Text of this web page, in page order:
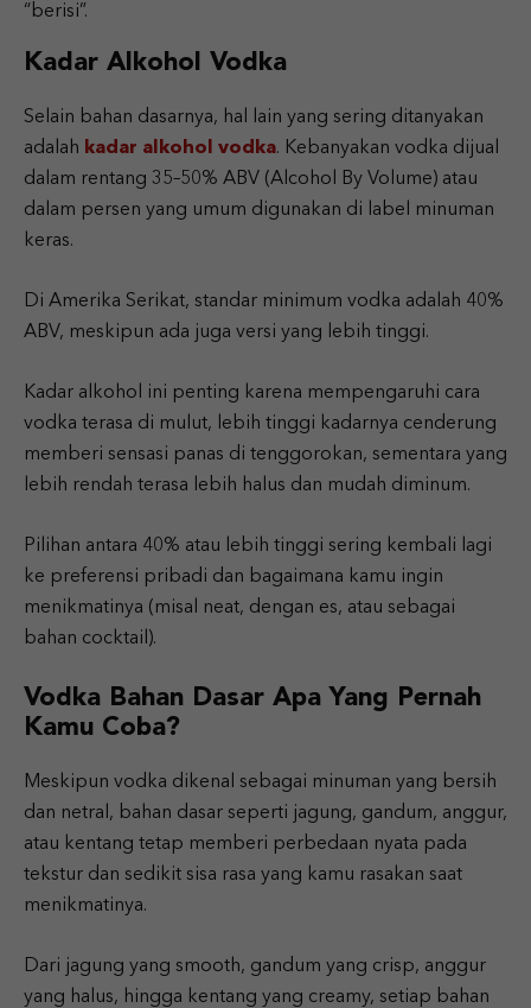
“berisi”.
Kadar Alkohol Vodka
Selain bahan dasarnya, hal lain yang sering ditanyakan
adalah kadar alkohol vodka. Kebanyakan vodka dijual
dalam rentang 35–50% ABV (Alcohol By Volume) atau
dalam persen yang umum digunakan di label minuman
keras.
Di Amerika Serikat, standar minimum vodka adalah 40%
ABV, meskipun ada juga versi yang lebih tinggi.
Kadar alkohol ini penting karena mempengaruhi cara
vodka terasa di mulut, lebih tinggi kadarnya cenderung
memberi sensasi panas di tenggorokan, sementara yang
lebih rendah terasa lebih halus dan mudah diminum.
Pilihan antara 40% atau lebih tinggi sering kembali lagi
ke preferensi pribadi dan bagaimana kamu ingin
menikmatinya (misal neat, dengan es, atau sebagai
bahan cocktail).
Vodka Bahan Dasar Apa Yang Pernah
Kamu Coba?
Meskipun vodka dikenal sebagai minuman yang bersih
dan netral, bahan dasar seperti jagung, gandum, anggur,
atau kentang tetap memberi perbedaan nyata pada
tekstur dan sedikit sisa rasa yang kamu rasakan saat
menikmatinya.
Dari jagung yang smooth, gandum yang crisp, anggur
yang halus, hingga kentang yang creamy, setiap bahan